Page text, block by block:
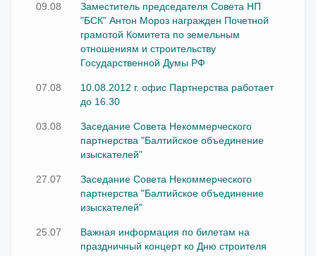
09.08
Заместитель председателя Совета НП
"БСК" Антон Мороз награжден Почетной
грамотой Комитета по земельным
отношениям и строительству
Государственной Думы РФ
07.08
10.08.2012 г. офис Партнерства работает
до 16.30
03.08
Заседание Совета Некоммерческого
партнерства "Балтийское объединение
изыскателей"
27.07
Заседание Совета Некоммерческого
партнерства "Балтийское объединение
изыскателей"
25.07
Важная информация по билетам на
праздничный концерт ко Дню строителя